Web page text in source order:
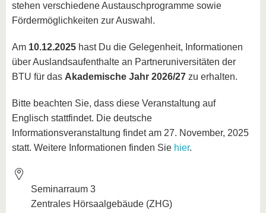
stehen verschiedene Austauschprogramme sowie
Fördermöglichkeiten zur Auswahl.
Am 10.12.2025 hast Du die Gelegenheit, Informationen
über Auslandsaufenthalte an Partneruniversitäten der
BTU für das Akademische Jahr 2026/27 zu erhalten.
Bitte beachten Sie, dass diese Veranstaltung auf
Englisch stattfindet. Die deutsche
Informationsveranstaltung findet am 27. November, 2025
statt. Weitere Informationen finden Sie hier.
Seminarraum 3
Zentrales Hörsaalgebäude (ZHG)